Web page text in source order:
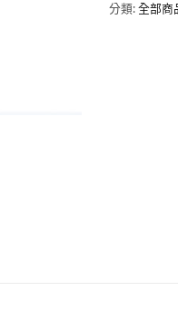
分類:全部商